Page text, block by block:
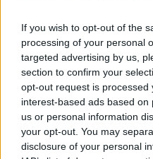
If you wish to opt-out of the
processing of your personal
targeted advertising by us,
section to confirm your
opt-out request is processed
interest-based ads based
us or personal information
your opt-out. You may
disclosure of your personal
“Latvijasizlase nav par
ādas krāsu.” Latvijas
Basketbola savienības